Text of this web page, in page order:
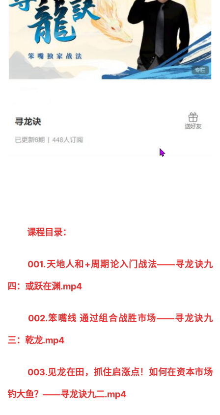
课程目录：
001.天地人和+周期论入门战法——寻龙诀九
四：或跃在渊.mp4
002.笨嘴线 通过组合战胜市场——寻龙诀九
三：乾龙.mp4
003.见龙在田，抓住启涨点！如何在资本市场
钓大鱼？——寻龙诀九二.mp4